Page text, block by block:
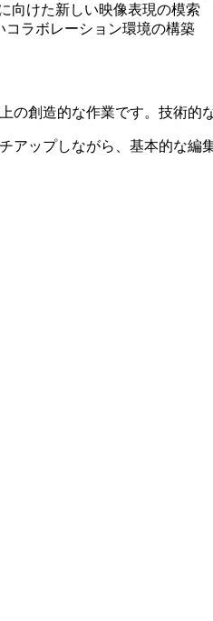
向けた新しい映像表現の模索
コラボレーション環境の構築
の創造的な作業です。技術的
アップしながら、基本的な編